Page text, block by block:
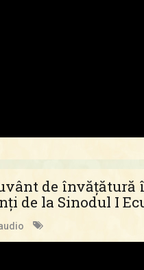
de învățătură
de la Sinodul I